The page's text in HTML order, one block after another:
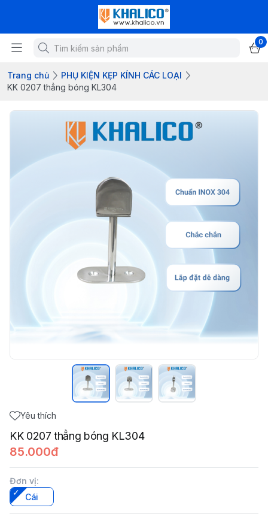
0
Trang chủ
PHỤ KIỆN KẸP KÍNH CÁC LOẠI
KK 0207 thẳng bóng KL304
Yêu thích
KK 0207 thẳng bóng KL304
85.000đ
Đơn vị:
Cái